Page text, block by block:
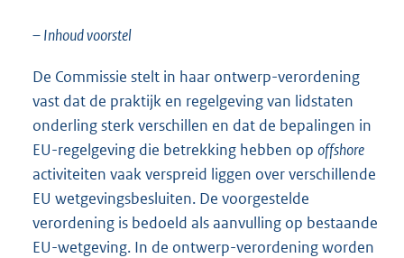
– Inhoud voorstel
De Commissie stelt in haar ontwerp-verordening
vast dat de praktijk en regelgeving van lidstaten
onderling sterk verschillen en dat de bepalingen in
EU-regelgeving die betrekking hebben op offshore
activiteiten vaak verspreid liggen over verschillende
EU wetgevingsbesluiten. De voorgestelde
verordening is bedoeld als aanvulling op bestaande
EU-wetgeving. In de ontwerp-verordening worden